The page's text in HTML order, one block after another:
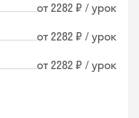
от 2282 ₽ / урок
от 2282 ₽ / урок
от 2282 ₽ / урок